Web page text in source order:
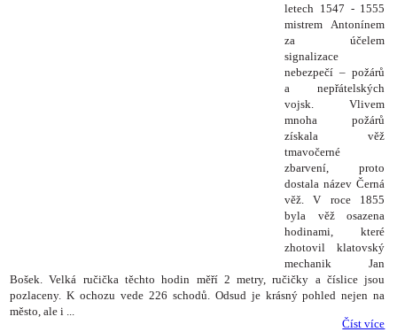
letech 1547 - 1555
mistrem Antonínem
za účelem
signalizace
nebezpečí – požárů
a nepřátelských
vojsk. Vlivem
mnoha požárů
získala věž
tmavočerné
zbarvení, proto
dostala název Černá
věž. V roce 1855
byla věž osazena
hodinami, které
zhotovil klatovský
mechanikJan
Bošek. Velká ručička těchto hodin měří 2 metry, ručičky a číslice jsou
pozlaceny. K ochozu vede 226 schodů. Odsud je krásný pohled nejen na
město, ale i ...
Číst více